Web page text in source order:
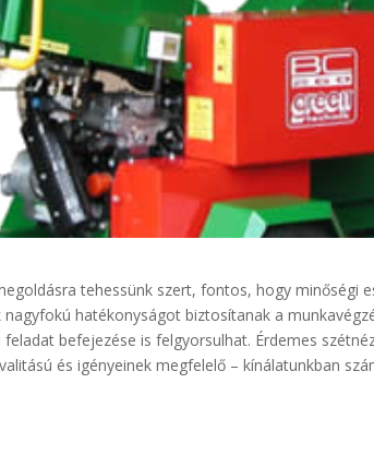
tehessünk szert, fontos, hogy minőségi
hatékonyságot biztosítanak a
befejezése is felgyorsulhat. Érdemes
és igényeinek megfelelő – kínálatunkban